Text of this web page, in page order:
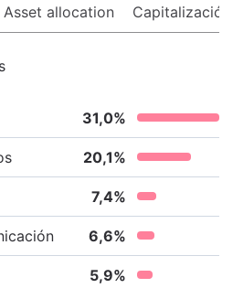
Asset allocation Capitalización
31,0%
20,1%
7,4%
6,6%
5,9%